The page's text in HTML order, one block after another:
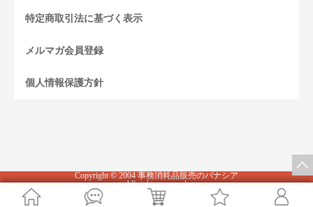
特定商取引法に基づく表示
メルマガ会員登録
個人情報保護方針
Copyright © 2004 事務消耗品販売のパナシア
All rights reserved.